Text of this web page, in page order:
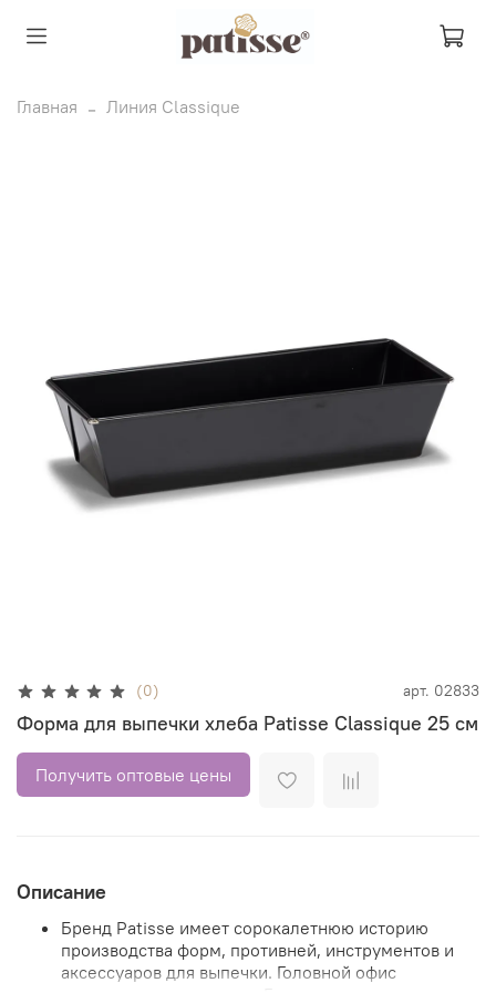
Главная Линия Classique
(0) арт. 02833
Форма для выпечки хлеба Patisse Classique 25 см
Получить оптовые цены
Описание
Бренд Patisse имеет сорокалетнюю историю
производства форм, противней, инструментов и
аксессуаров для выпечки. Головной офис